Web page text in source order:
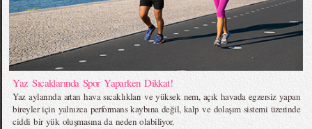
Yaz Sıcaklarında Spor Yaparken Dikkat!
Yaz aylarında artan hava sıcaklıkları ve yüksek nem, açık havada egzersiz yapan
bireyler için yalnızca performans kaybına değil, kalp ve dolaşım sistemi üzerinde
ciddi bir yük oluşmasına da neden olabiliyor.